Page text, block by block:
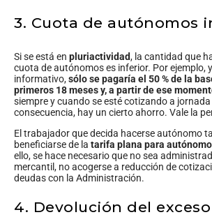
3. Cuota de autónomos
Si se está en pluriactividad, la cantidad que
cuota de autónomos es inferior. Por ejemplo,
informativo,sólo se pagaría el 50 % de la
primeros 18 meses y, a partir de ese
siempre y cuando se esté cotizando a
consecuencia, hay un cierto ahorro. Vale la
El trabajador que decida hacerse autónomo
beneficiarse de la tarifa plana para
ello, se hace necesario que no sea
mercantil, no acogerse a reducción de
deudas con la Administración.
4. Devolución del